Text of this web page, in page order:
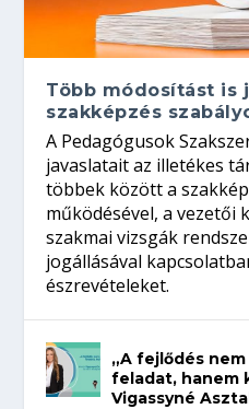
Több módosítást is
szakképzés
A Pedagógusok
javaslatait az illetékes
többek között a
működésével, a vezetői
szakmai vizsgák
jogállásával
észrevételeket.
„A fejlődés
feladat, hanem
Vigassyné